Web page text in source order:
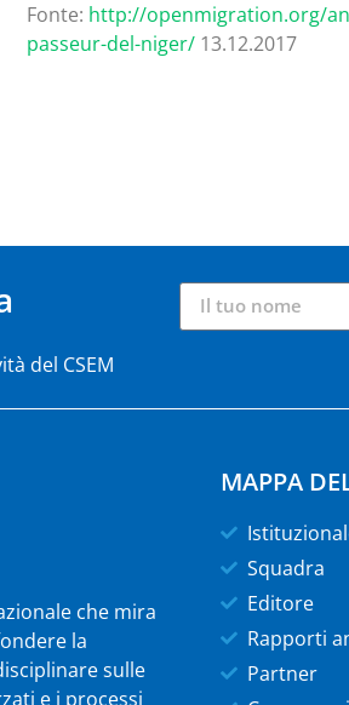
Fonte: http://openmigration.org/
passeur-del-niger/ 13.12.2017
del CSEM
che mira
la
sulle
e i processi
MAPPA
Squadra
Editore
Rapporti
Partner